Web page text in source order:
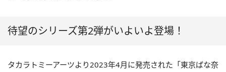
待望のシリーズ第2弾がいよいよ登場！
タカラトミーアーツより2023年4月に発売された「東京ばな奈